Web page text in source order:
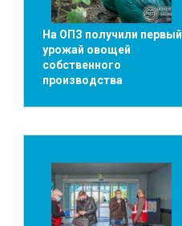
На ОПЗ получили первый
урожай овощей
собственного
производства